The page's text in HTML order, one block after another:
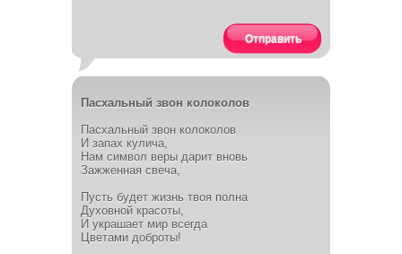
Отправить
Пасхальный звон колоколов
Пасхальный звон колоколов
И запах кулича,
Нам символ веры дарит вновь
Зажженная свеча,
Пусть будет жизнь твоя полна
Духовной красоты,
И украшает мир всегда
Цветами доброты!